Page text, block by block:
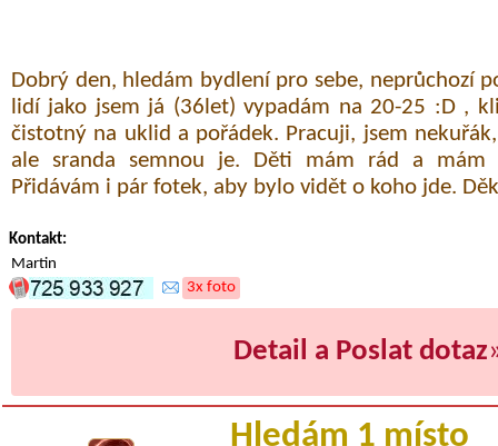
Dobrý den, hledám bydlení pro sebe, neprůchozí
lidí jako jsem já (36let) vypadám na 20-25 :D ,
čistotný na uklid a pořádek. Pracuji, jsem
ale sranda semnou je. Děti mám rád a mám
Přidávám i pár fotek, aby bylo vidět o koho jde.
Kontakt:
Martin
3x foto
Detail a Poslat dotaz
Hledám 1 místo